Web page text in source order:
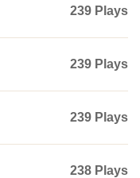
239 Plays
239 Plays
239 Plays
238 Plays